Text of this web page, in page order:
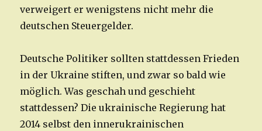
verweigert er wenigstens nicht mehr die
deutschen Steuergelder.
Deutsche Politiker sollten stattdessen Frieden
in der Ukraine stiften, und zwar so bald wie
möglich. Was geschah und geschieht
stattdessen? Die ukrainische Regierung hat
2014 selbst den innerukrainischen